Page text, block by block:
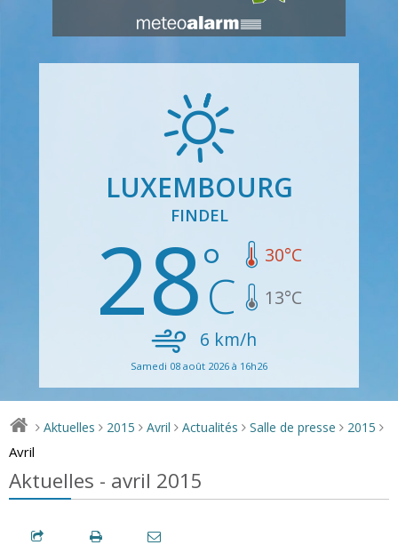
LUXEMBOURG
FINDEL
28 30°C
13°C
6 km/h
Samedi 08 août 2026 à 16h26
> Aktuelles > 2015 > Avril > Actualités > Salle de presse > 2015 >
Avril
Aktuelles - avril 2015